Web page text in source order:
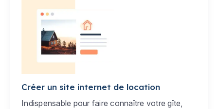
Créer un site internet de location
Indispensable pour faire connaître votre gîte,